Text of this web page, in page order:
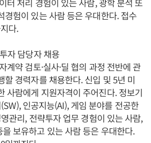
경험이 있는 사람 등은 우대한다. 접수
다.
자 담당자 채용
계약 검토·실사·딜 협의 과정 전반에 관
할 경력자를 채용한다. 신입 및 5년 미
사람에게 지원자격이 주어진다. 정보기
인공지능(AI), 게임 분야를 전공한
관리, 전략투자 업무 경험이 있는 사람,
보유하고 있는 사람 등은 우대한다.